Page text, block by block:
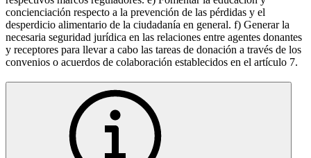
concienciación respecto a la prevención de las pérdidas y el
desperdicio alimentario de la ciudadanía en general. f) Generar la
necesaria seguridad jurídica en las relaciones entre agentes donantes
y receptores para llevar a cabo las tareas de donación a través de los
convenios o acuerdos de colaboración establecidos en el artículo 7.